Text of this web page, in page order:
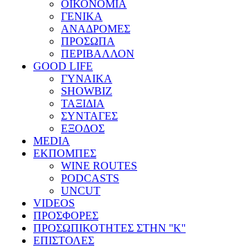
ΟΙΚΟΝΟΜΙΑ
ΓΕΝΙΚΑ
ΑΝΑΔΡΟΜΕΣ
ΠΡΟΣΩΠΑ
ΠΕΡΙΒΑΛΛΟΝ
GOOD LIFE
ΓΥΝΑΙΚΑ
SHOWBIZ
ΤΑΞΙΔΙΑ
ΣΥΝΤΑΓΕΣ
ΕΞΟΔΟΣ
MEDIA
ΕΚΠΟΜΠΕΣ
WINE ROUTES
PODCASTS
UNCUT
VIDEOS
ΠΡΟΣΦΟΡΕΣ
ΠΡΟΣΩΠΙΚΟΤΗΤΕΣ ΣΤΗΝ ''Κ''
ΕΠΙΣΤΟΛΕΣ